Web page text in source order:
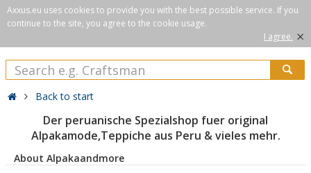
Axxus.eu uses cookies to provide you with the best possible service. If you
continue to the site, you agree to the cookie usage.
I agree. ×
Back to start
Der peruanische Spezialshop fuer original
Alpakamode,Teppiche aus Peru & vieles mehr.
About Alpakaandmore